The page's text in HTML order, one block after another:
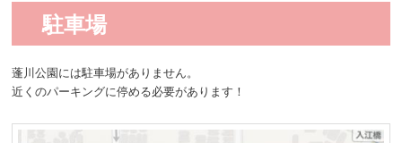
駐車場
蓬川公園には駐車場がありません。
近くのパーキングに停める必要があります！